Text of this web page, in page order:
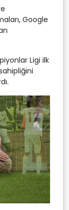
Google
Ligi ilk